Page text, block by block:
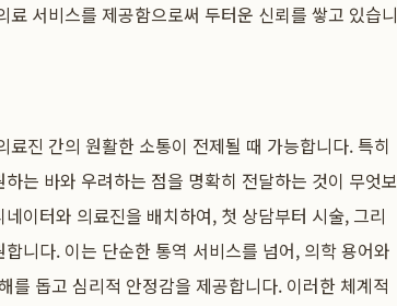
서비스를 제공함으로써 두터운 신뢰를 쌓고 있습니
진 간의 원활한 소통이 전제될 때 가능합니다. 특히
는 바와 우려하는 점을 명확히 전달하는 것이 무엇보
이터와 의료진을 배치하여, 첫 상담부터 시술, 그리
니다. 이는 단순한 통역 서비스를 넘어, 의학 용어와
돕고 심리적 안정감을 제공합니다. 이러한 체계적